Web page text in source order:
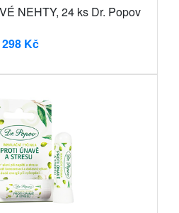
NEHTY, 24 ks Dr. Popov
298 Kč